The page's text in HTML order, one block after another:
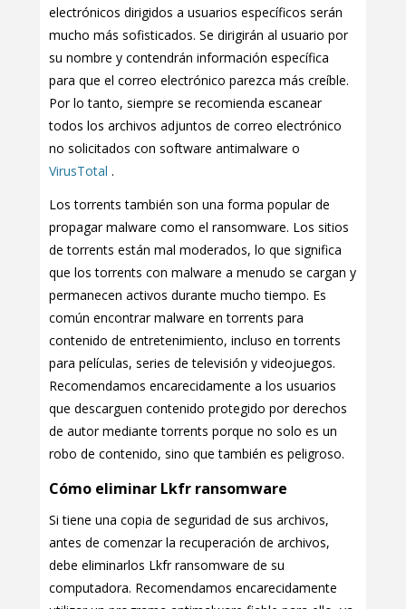
electrónicos dirigidos a usuarios específicos serán
mucho más sofisticados. Se dirigirán al usuario por
su nombre y contendrán información específica
para que el correo electrónico parezca más creíble.
Por lo tanto, siempre se recomienda escanear
todos los archivos adjuntos de correo electrónico
no solicitados con software antimalware o
VirusTotal .
Los torrents también son una forma popular de
propagar malware como el ransomware. Los sitios
de torrents están mal moderados, lo que significa
que los torrents con malware a menudo se cargan y
permanecen activos durante mucho tiempo. Es
común encontrar malware en torrents para
contenido de entretenimiento, incluso en torrents
para películas, series de televisión y videojuegos.
Recomendamos encarecidamente a los usuarios
que descarguen contenido protegido por derechos
de autor mediante torrents porque no solo es un
robo de contenido, sino que también es peligroso.
Cómo eliminar Lkfr ransomware
Si tiene una copia de seguridad de sus archivos,
antes de comenzar la recuperación de archivos,
debe eliminarlos Lkfr ransomware de su
computadora. Recomendamos encarecidamente